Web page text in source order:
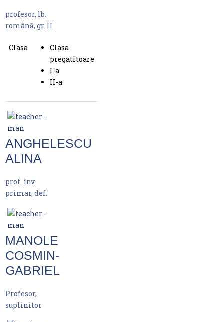
profesor, lb.
română, gr. II
Clasa
Clasa
pregatitoare
I-a
II-a
ANGHELESCU
ALINA
prof. înv.
primar, def.
MANOLE
COSMIN-
GABRIEL
Profesor,
suplinitor